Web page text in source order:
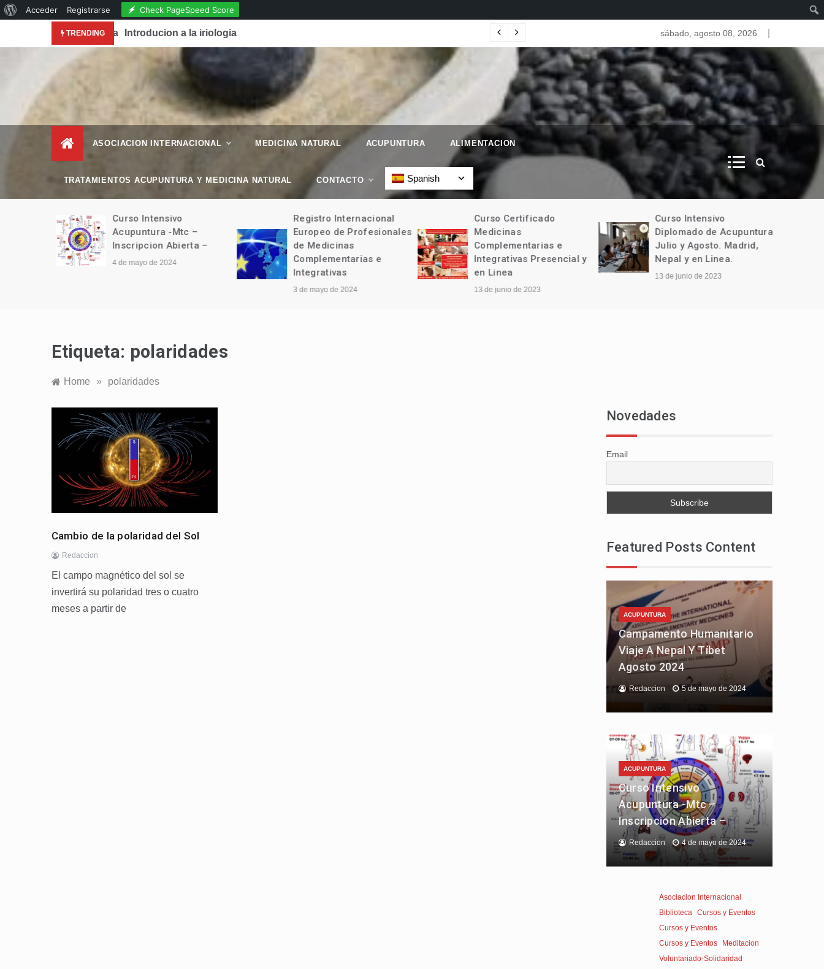
Acerca
WordPress
Acceder Registrarse Check PageSpeed Score
TRENDING
. Reconocimiento de la Acupuntura en la Revista National Geographic.
Introducion a la iriologia sábado, agosto 08, 2026
– Esencial Natura
–
Revista de Vida Natural
ASOCIACION INTERNACIONAL MEDICINA NATURAL ACUPUNTURA ALIMENTACION
TRATAMIENTOS ACUPUNTURA Y MEDICINA NATURAL CONTACTO Spanish
Curso Intensivo
Acupuntura -Mtc –
Inscripcion Abierta –
4 de mayo de 2024
Registro Internacional
Europeo de Profesionales
de Medicinas
Complementarias e
Integrativas
3 de mayo de 2024
Curso Certificado
Medicinas
Complementarias e
Integrativas Presencial y
en Linea
13 de junio de 2023
Curso Intensivo
Diplomado de Acupuntura
Julio y Agosto. Madrid,
Nepal y en Linea.
13 de junio de 2023
Etiqueta: polaridades
Home » polaridades
Cambio de la polaridad del Sol
Redaccion
El campo magnético del sol se
invertirá su polaridad tres o cuatro
meses a partir de
Novedades
Email
Featured Posts Content
ACUPUNTURA
Campamento Humanitario
Viaje A Nepal Y Tíbet
Agosto 2024
Redaccion 5 de mayo de 2024
ACUPUNTURA
Curso Intensivo
Acupuntura -Mtc –
Inscripcion Abierta –
Redaccion 4 de mayo de 2024
Asociacion Internacional
Biblioteca Cursos y Eventos
Cursos y Eventos
Cursos y Eventos
Meditacion
Voluntariado-Solidaridad